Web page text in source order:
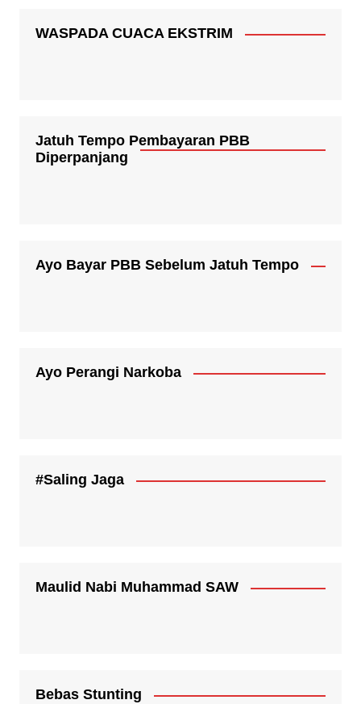
WASPADA CUACA EKSTRIM
Jatuh Tempo Pembayaran PBB
Diperpanjang
Ayo Bayar PBB Sebelum Jatuh Tempo
Ayo Perangi Narkoba
#Saling Jaga
Maulid Nabi Muhammad SAW
Bebas Stunting